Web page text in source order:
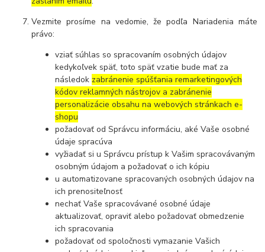
Vezmite prosíme na vedomie, že podľa Nariadenia máte
právo:
vziať súhlas so spracovaním osobných údajov
kedykoľvek späť, toto späť vzatie bude mať za
následok zabránenie spúšťania remarketingových
kódov reklamných nástrojov a zabránenie
personalizácie obsahu na webových stránkach e-
shopu
požadovať od Správcu informáciu, aké Vaše osobné
údaje spracúva
vyžiadať si u Správcu prístup k Vašim spracovávaným
osobným údajom a požadovať o ich kópiu
u automatizovane spracovaných osobných údajov na
ich prenositeľnosť
nechať Vaše spracovávané osobné údaje
aktualizovať, opraviť alebo požadovať obmedzenie
ich spracovania
požadovať od spoločnosti vymazanie Vašich